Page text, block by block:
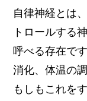
自律神経とは
トロールする
呼べる存在で
消化、体温の
もしもこれを